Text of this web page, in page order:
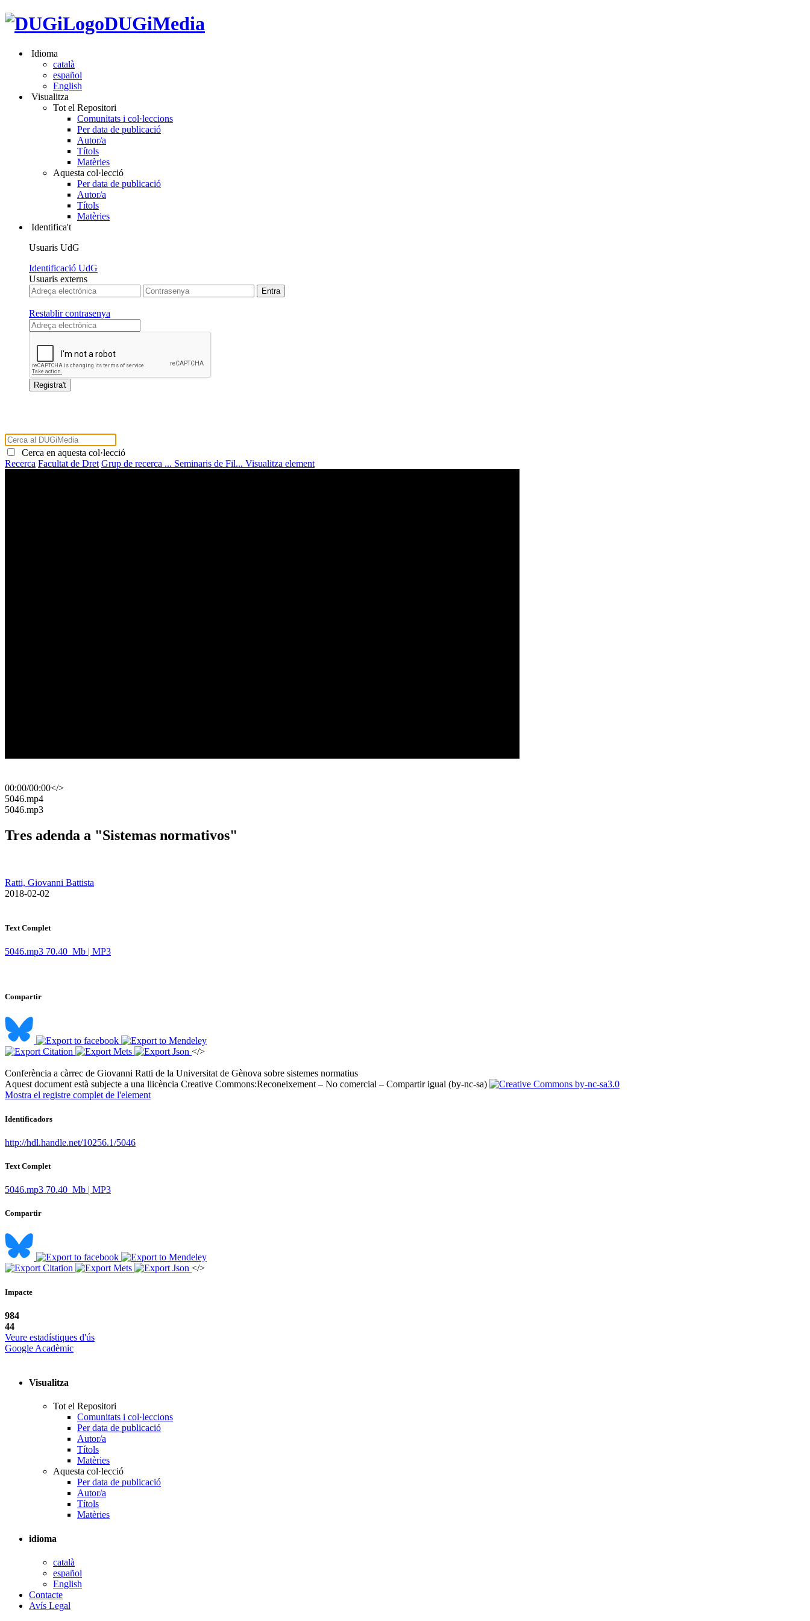
DUGiMedia
Idioma
català
español
English
Visualitza
Tot el Repositori
Comunitats i col·leccions
Per data de publicació
Autor/a
Títols
Matèries
Aquesta col·lecció
Per data de publicació
Autor/a
Títols
Matèries
Identifica't
Usuaris UdG
Identificació UdG
Usuaris externs
Restablir contrasenya
Cerca en aquesta col·lecció
Recerca Facultat de Dret Grup de recerca ... Seminaris de Fil... Visualitza element
00:00/00:00</>
​5046.mp4
​5046.mp3
Tres adenda a "Sistemas normativos"
Ratti, Giovanni Battista
​ 2018-02-02
Text Complet
5046.mp3 70.40 Mb | MP3
Compartir
</>
Conferència a càrrec de Giovanni Ratti de la Universitat de Gènova sobre sistemes normatius ​
Aquest document està subjecte a una llicència Creative Commons:Reconeixement – No comercial – Compartir igual (by-nc-sa)
Mostra el registre complet de l'element
Identificadors
http://hdl.handle.net/10256.1/5046
Text Complet
5046.mp3 70.40 Mb | MP3
Compartir
</>
Impacte
984
44
Veure estadístiques d'ús
Google Acadèmic
Visualitza
Tot el Repositori
Comunitats i col·leccions
Per data de publicació
Autor/a
Títols
Matèries
Aquesta col·lecció
Per data de publicació
Autor/a
Títols
Matèries
idioma
català
español
English
Contacte
Avís Legal